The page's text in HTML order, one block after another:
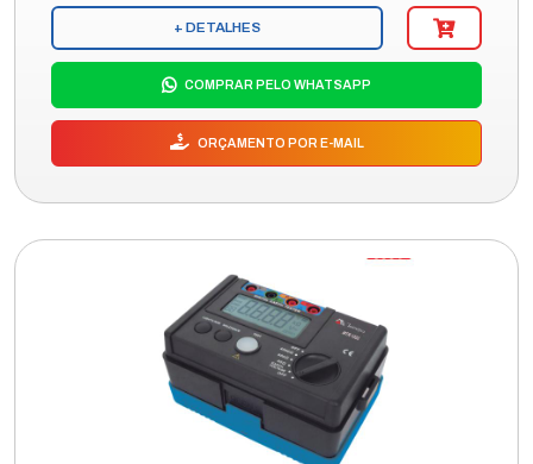
+ DETALHES
COMPRAR PELO WHATSAPP
ORÇAMENTO POR E-MAIL